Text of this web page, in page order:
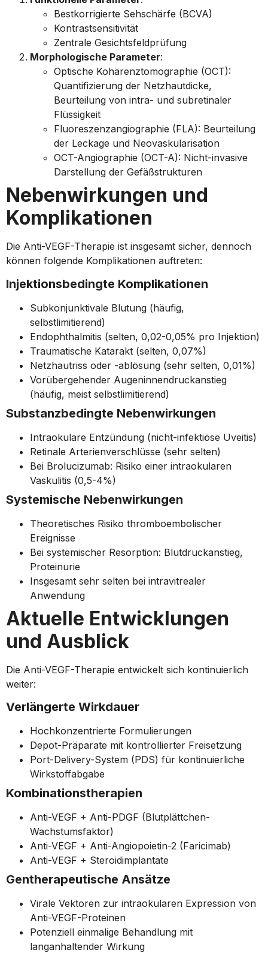
Bestkorrigierte Sehschärfe (BCVA)
Kontrastsensitivität
Zentrale Gesichtsfeldprüfung
Morphologische Parameter:
Optische Kohärenztomographie (OCT):
Quantifizierung der Netzhautdicke,
Beurteilung von intra- und subretinaler
Flüssigkeit
Fluoreszenzangiographie (FLA): Beurteilung
der Leckage und Neovaskularisation
OCT-Angiographie (OCT-A): Nicht-invasive
Darstellung der Gefäßstrukturen
Nebenwirkungen und
Komplikationen
Die Anti-VEGF-Therapie ist insgesamt sicher, dennoch
können folgende Komplikationen auftreten:
Injektionsbedingte Komplikationen
Subkonjunktivale Blutung (häufig,
selbstlimitierend)
Endophthalmitis (selten, 0,02-0,05% pro Injektion)
Traumatische Katarakt (selten, 0,07%)
Netzhautriss oder -ablösung (sehr selten, 0,01%)
Vorübergehender Augeninnendruckanstieg
(häufig, meist selbstlimitierend)
Substanzbedingte Nebenwirkungen
Intraokulare Entzündung (nicht-infektiöse Uveitis)
Retinale Arterienverschlüsse (sehr selten)
Bei Brolucizumab: Risiko einer intraokularen
Vaskulitis (0,5-4%)
Systemische Nebenwirkungen
Theoretisches Risiko thromboembolischer
Ereignisse
Bei systemischer Resorption: Blutdruckanstieg,
Proteinurie
Insgesamt sehr selten bei intravitrealer
Anwendung
Aktuelle Entwicklungen
und Ausblick
Die Anti-VEGF-Therapie entwickelt sich kontinuierlich
weiter:
Verlängerte Wirkdauer
Hochkonzentrierte Formulierungen
Depot-Präparate mit kontrollierter Freisetzung
Port-Delivery-System (PDS) für kontinuierliche
Wirkstoffabgabe
Kombinationstherapien
Anti-VEGF + Anti-PDGF (Blutplättchen-
Wachstumsfaktor)
Anti-VEGF + Anti-Angiopoietin-2 (Faricimab)
Anti-VEGF + Steroidimplantate
Gentherapeutische Ansätze
Virale Vektoren zur intraokularen Expression von
Anti-VEGF-Proteinen
Potenziell einmalige Behandlung mit
langanhaltender Wirkung